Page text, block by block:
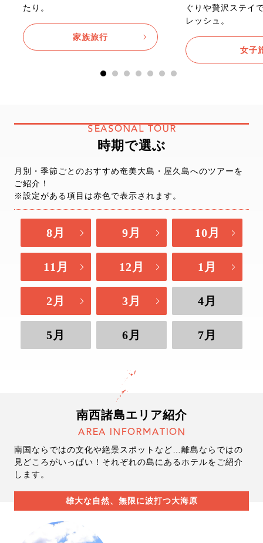
たり。
家族旅行
ぐりや贅沢ステイ
レッシュ。
女子
SEASONAL TOUR
時期で選ぶ
月別・季節ごとのおすすめ奄美大島・屋久島へのツアーを
ご紹介！
※設定がある項目は赤色で表示されます。
8月 9月 10月
11月 12月 1月
2月 3月 4月
5月 6月 7月
南西諸島エリア紹介
AREA INFORMATION
南国ならではの文化や絶景スポットなど…離島ならではの
見どころがいっぱい！それぞれの島にあるホテルをご紹介
します。
雄大な自然、無限に波打つ大海原